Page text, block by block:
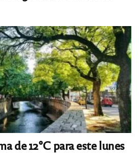
de 12°C para este lunes